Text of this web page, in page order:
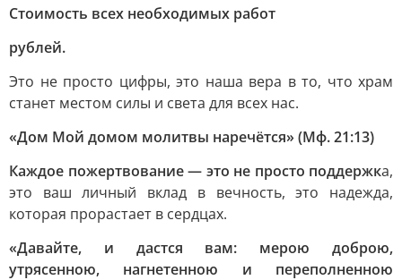
Стоимость всех необходимых работ
рублей.
Это не просто цифры, это наша вера в то, что храм
станет местом силы и света для всех нас.
«Дом Мой домом молитвы наречётся» (Мф. 21:13)
Каждое пожертвование — это не просто поддержка,
это ваш личный вклад в вечность, это надежда,
которая прорастает в сердцах.
«Давайте, и дастся вам: мерою доброю,
утрясенною, нагнетенною и переполненною